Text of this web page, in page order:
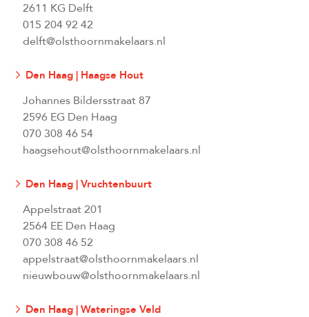
2611 KG Delft
015 204 92 42
delft@olsthoornmakelaars.nl
Den Haag | Haagse Hout
Johannes Bildersstraat 87
2596 EG Den Haag
070 308 46 54
haagsehout@olsthoornmakelaars.nl
Den Haag | Vruchtenbuurt
Appelstraat 201
2564 EE Den Haag
070 308 46 52
appelstraat@olsthoornmakelaars.nl
nieuwbouw@olsthoornmakelaars.nl
Den Haag | Wateringse Veld